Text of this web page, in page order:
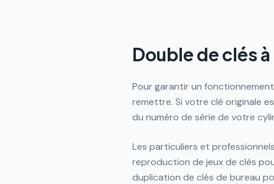
Double de clés
Pour garantir un
remettre. Si votre clé originale
du numéro de série de votre
Les particuliers et
reproduction de jeux de clés
duplication de clés de bureau